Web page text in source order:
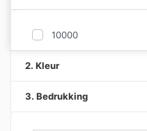
10000
2. Kleur
3. Bedrukking